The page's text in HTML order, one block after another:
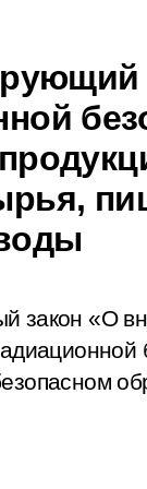
закон «О